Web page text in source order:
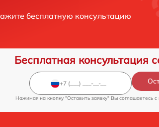
бесплатную консультацию
Бесплатная консультация
Нажимая на кнопку "Оставить заявку" Вы соглашаетесь c